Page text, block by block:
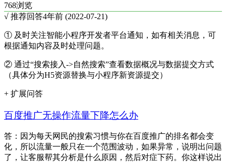
768浏览
√ 推荐回答4年前 (2022-07-21)
① 及时关注智能小程序开发者平台通知，如有相关消息，可
根据通知内容及时处理问题。
② 通过“搜索接入->自然搜索”查看数据概况与数据提交方式
（具体分为H5资源替换与小程序新资源提交）
+ 扩展问答
百度推广无操作流量下降怎么办
答：因为每天网民的搜索习惯与你在百度推广的排名都会变
化，所以流量一般只在一个范围波动，如果异常，说明出问题
了，让客服帮其分析是什么原因，然后对症下药。你这样说出